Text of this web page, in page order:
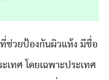
ที่ช่วยป้องกันผิวแห้ง มีชื่อ
เทศ โดยเฉพาะประเทศ